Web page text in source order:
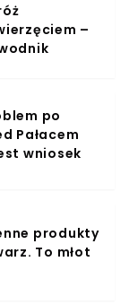
–
po
Pałacem
wniosek
produkty
To młot